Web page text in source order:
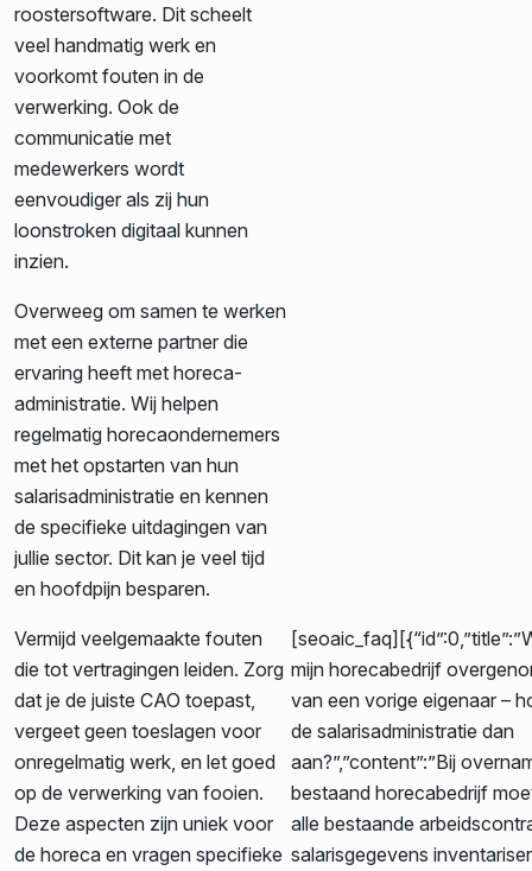
roostersoftware. Dit scheelt
veel handmatig werk en
voorkomt fouten in de
verwerking. Ook de
communicatie met
medewerkers wordt
eenvoudiger als zij hun
loonstroken digitaal kunnen
inzien.
Overweeg om samen te werken
met een externe partner die
ervaring heeft met horeca-
administratie. Wij helpen
regelmatig horecaondernemers
met het opstarten van hun
salarisadministratie en kennen
de specifieke uitdagingen van
jullie sector. Dit kan je veel tijd
en hoofdpijn besparen.
Vermijd veelgemaakte fouten
die tot vertragingen leiden. Zorg
dat je de juiste CAO toepast,
vergeet geen toeslagen voor
onregelmatig werk, en let goed
op de verwerking van fooien.
Deze aspecten zijn uniek voor
de horeca en vragen specifieke
mijn horecabedrijf
van een vorige eigenaar –
de salarisadministratie dan
aan?”,”content”:”Bij
bestaand horecabedrijf
alle bestaande
salarisgegevens